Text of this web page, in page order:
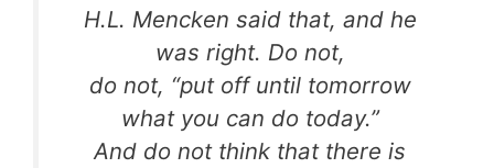
H.L. Mencken said that, and he
was right. Do not,
do not, “put off until tomorrow
what you can do today.”
And do not think that there is